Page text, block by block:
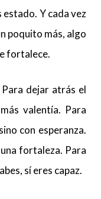
estado. Y cada vez
poquito más, algo
fortalece.
dejar atrás el
valentía. Para
con esperanza.
fortaleza. Para
sí eres capaz.